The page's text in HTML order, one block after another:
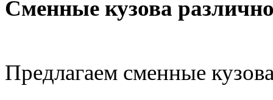
Сменные кузова
Предлагаем сменные